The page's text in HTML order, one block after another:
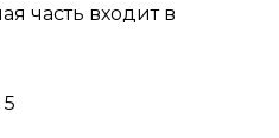
часть входит в